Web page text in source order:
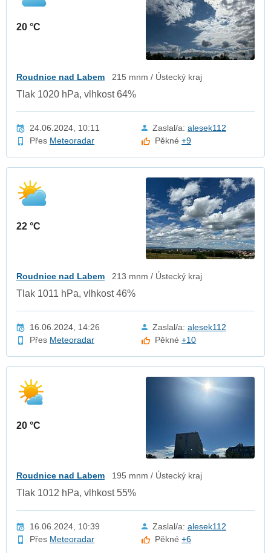
20 °C
Roudnice nad Labem 215 mnm / Ústecký kraj
Tlak 1020 hPa, vlhkost 64%
24.06.2024, 10:11 Zaslal/a: alesek112
Přes Meteoradar Pěkné+9
22 °C
Roudnice nad Labem 213 mnm / Ústecký kraj
Tlak 1011 hPa, vlhkost 46%
16.06.2024, 14:26 Zaslal/a: alesek112
Přes Meteoradar Pěkné+10
20 °C
Roudnice nad Labem 195 mnm / Ústecký kraj
Tlak 1012 hPa, vlhkost 55%
16.06.2024, 10:39 Zaslal/a: alesek112
Přes Meteoradar Pěkné+6